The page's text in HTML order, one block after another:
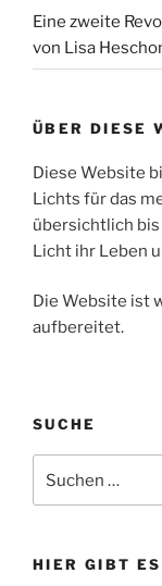
Eine zweite
von Lisa
ÜBER DIESE
Diese Website
Lichts für das
übersichtlich
Licht ihr Leben
Die Website ist
aufbereitet.
SUCHE
nach:
HIER GIBT